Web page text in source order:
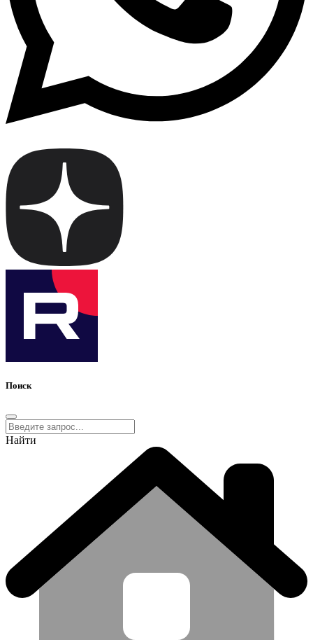
Поиск
Найти